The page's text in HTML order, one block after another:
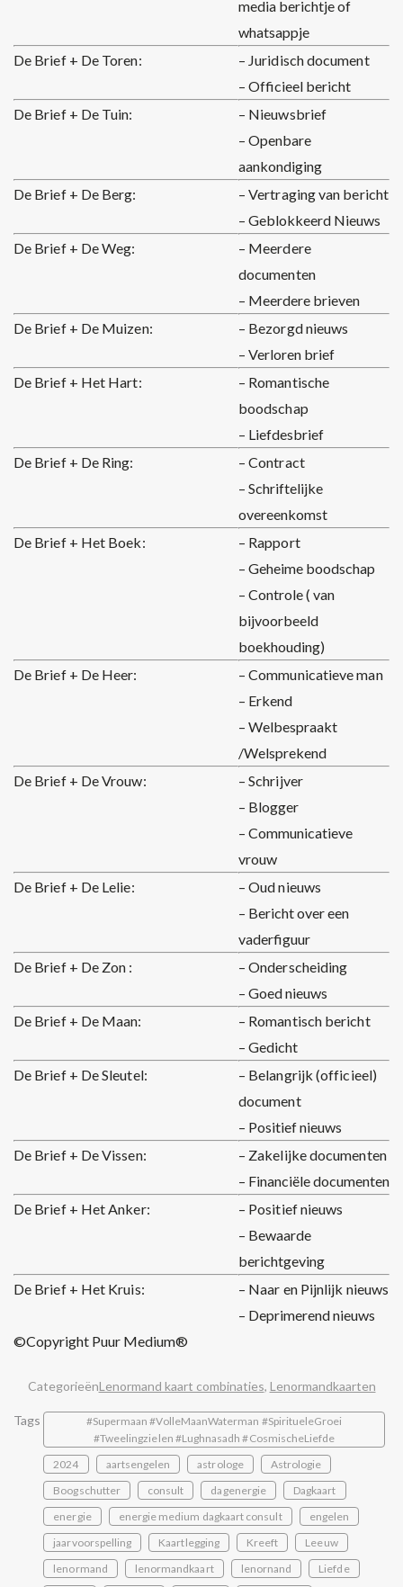
media berichtje of
whatsappje
De Brief + De Toren:
– Juridisch document
– Officieel bericht
De Brief + De Tuin:
– Nieuwsbrief
– Openbare
aankondiging
De Brief + De Berg:
– Vertraging van bericht
– Geblokkeerd Nieuws
De Brief + De Weg:
– Meerdere
documenten
– Meerdere brieven
De Brief + De Muizen:
– Bezorgd nieuws
– Verloren brief
De Brief + Het Hart:
– Romantische
boodschap
– Liefdesbrief
De Brief + De Ring:
– Contract
– Schriftelijke
overeenkomst
De Brief + Het Boek:
– Rapport
– Geheime boodschap
– Controle ( van
bijvoorbeeld
boekhouding)
De Brief + De Heer:
– Communicatieve man
– Erkend
– Welbespraakt
/Welsprekend
De Brief + De Vrouw:
– Schrijver
– Blogger
– Communicatieve
vrouw
De Brief + De Lelie:
– Oud nieuws
– Bericht over een
vaderfiguur
De Brief + De Zon :
– Onderscheiding
– Goed nieuws
De Brief + De Maan:
– Romantisch bericht
– Gedicht
De Brief + De Sleutel:
– Belangrijk (officieel)
document
– Positief nieuws
De Brief + De Vissen:
– Zakelijke documenten
– Financiële documenten
De Brief + Het Anker:
– Positief nieuws
– Bewaarde
berichtgeving
De Brief + Het Kruis:
– Naar en Pijnlijk nieuws
– Deprimerend nieuws
©Copyright Puur Medium®
CategorieënLenormand kaart combinaties, Lenormandkaarten
Tags
#Supermaan #VolleMaanWaterman #SpiritueleGroei
#Tweelingzielen #Lughnasadh #CosmischeLiefde
2024
aartsengelen astrologe
Astrologie
Boogschutter
consult dagenergie
Dagkaart
energie
energie medium dagkaart consult
engelen
jaarvoorspelling
Kaartlegging Kreeft
Leeuw
lenormand
lenormandkaart lenornand
Liefde